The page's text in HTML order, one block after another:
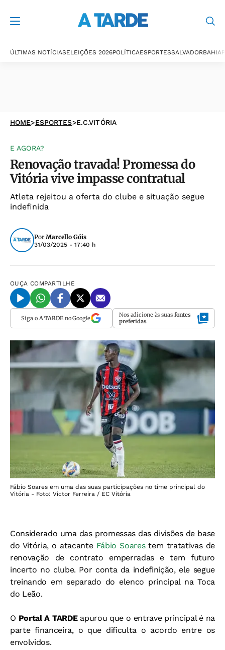
ÚLTIMAS NOTÍCIASELEIÇÕES 2026POLÍTICAESPORTESSALVADORBAHIA
HOME>ESPORTES>E.C.VITÓRIA
E AGORA?
Renovação travada! Promessa do
Vitória vive impasse contratual
Atleta rejeitou a oferta do clube e situação segue
indefinida
Por Marcello Góis
31/03/2025 - 17:40 h
OUÇA COMPARTILHE
Siga o A TARDEno Google Nos adicione às suas fontes
preferidas
Fábio Soares em uma das suas participações no time principal do
Vitória - Foto: Victor Ferreira / EC Vitória
Considerado uma das promessas das divisões de base
do Vitória, o atacanteFábio Soarestem tratativas de
renovação de contrato emperradas e tem futuro
incerto no clube. Por conta da indefinição, ele segue
treinando em separado do elenco principal na Toca
do Leão.
O Portal A TARDE apurou que o entrave principal é na
parte financeira, o que dificulta o acordo entre os
envolvidos.